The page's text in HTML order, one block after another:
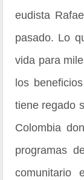
eudista
pasado. Lo
vida para
los
tiene regado
Colombia
programas
comunitario